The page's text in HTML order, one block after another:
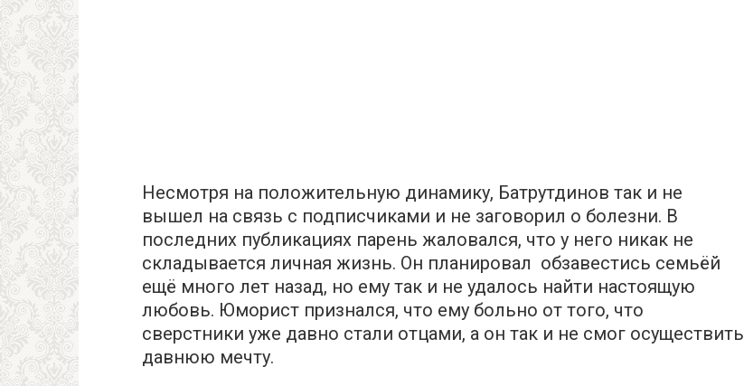
Несмотря на положительную динамику, Батрутдинов так и не
вышел на связь с подписчиками и не заговорил о болезни. В
последних публикациях парень жаловался, что у него никак не
складывается личная жизнь. Он планировал обзавестись семьёй
ещё много лет назад, но ему так и не удалось найти настоящую
любовь. Юморист признался, что ему больно от того, что
сверстники уже давно стали отцами, а он так и не смог осуществить
давнюю мечту.